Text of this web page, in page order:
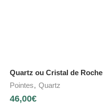
Quartz ou Cristal de Roche
Pointes, Quartz
46,00€